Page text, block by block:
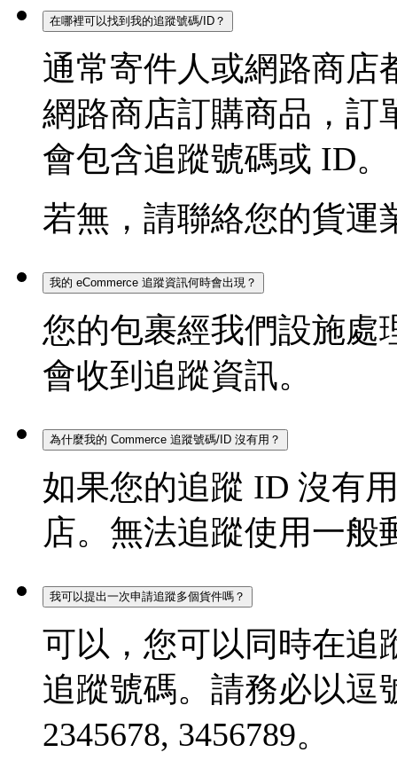
在哪裡可以找到我的追蹤號碼/ID？
通常寄件人或網路商店
網路商店訂購商品，訂
會包含追蹤號碼或 ID。
若無，請聯絡您的貨運
我的 eCommerce 追蹤資訊何時會出現？
您的包裹經我們設施處
會收到追蹤資訊。
為什麼我的 Commerce 追蹤號碼/ID 沒有用？
如果您的追蹤 ID 沒有
店。無法追蹤使用一般
我可以提出一次申請追蹤多個貨件嗎？
可以，您可以同時在追
追蹤號碼。請務必以逗
2345678, 3456789。